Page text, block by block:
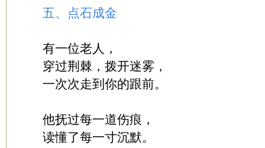
五、点石成金
有一位老人，
穿过荆棘，拨开迷雾，
一次次走到你的跟前。
他抚过每一道伤痕，
读懂了每一寸沉默。